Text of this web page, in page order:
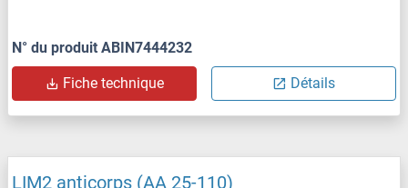
N° du produit ABIN7444232
Fiche technique Détails
LIM2 anticorps (AA 25-110)